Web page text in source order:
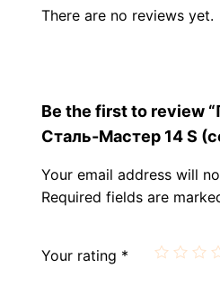
There are no reviews yet.
Be the first to review
Сталь-Мастер 14 S
Your email address will
Required fields are
Your rating *